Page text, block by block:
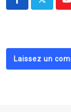
Laissez un